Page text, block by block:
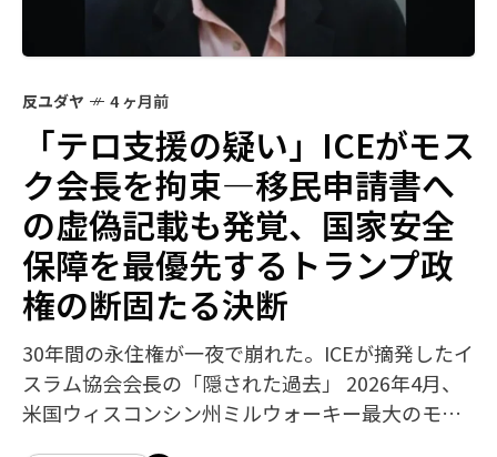
反ユダヤ 4 ヶ月前
「テロ支援の疑い」ICEがモス
ク会長を拘束—移民申請書へ
の虚偽記載も発覚、国家安全
保障を最優先するトランプ政
権の断固たる決断
30年間の永住権が一夜で崩れた。ICEが摘発したイ
スラム協会会長の「隠された過去」 2026年4月、
米国ウィスコンシン州ミルウォーキー最大のモス